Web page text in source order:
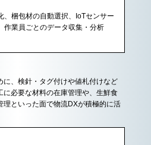
、梱包材の自動選択、IoTセンサー
作業員ごとのデータ収集・分析
に、検針・タグ付けや値札付けなど
に必要な材料の在庫管理や、生鮮食
理といった面で物流DXが積極的に活